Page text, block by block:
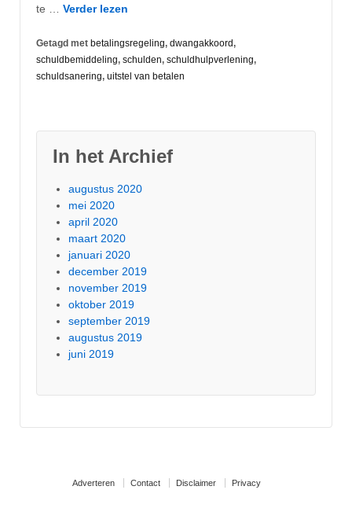
te … Verder lezen
Getagd met betalingsregeling, dwangakkoord,
schuldbemiddeling, schulden, schuldhulpverlening,
schuldsanering, uitstel van betalen
In het Archief
augustus 2020
mei 2020
april 2020
maart 2020
januari 2020
december 2019
november 2019
oktober 2019
september 2019
augustus 2019
juni 2019
Adverteren Contact Disclaimer Privacy